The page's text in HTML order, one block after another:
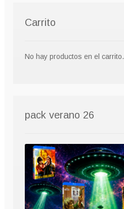
Carrito
No hay productos en el carrito.
pack verano 26